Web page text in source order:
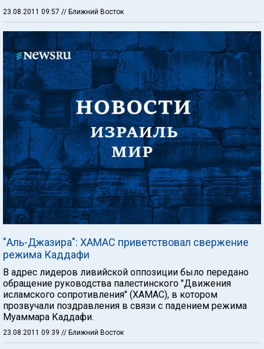
23.08.2011 09:57 // Ближний Восток
"Аль-Джазира": ХАМАС приветствовал свержение
режима Каддафи
В адрес лидеров ливийской оппозиции было передано
обращение руководства палестинского "Движения
исламского сопротивления" (ХАМАС), в котором
прозвучали поздравления в связи с падением режима
Муаммара Каддафи.
23.08.2011 09:39 // Ближний Восток